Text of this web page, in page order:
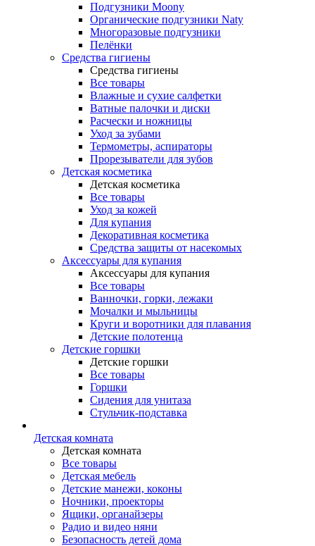
Подгузники Moony
Органические подгузники Naty
Многоразовые подгузники
Пелёнки
Средства гигиены
Средства гигиены
Все товары
Влажные и сухие салфетки
Ватные палочки и диски
Расчески и ножницы
Уход за зубами
Термометры, аспираторы
Прорезыватели для зубов
Детская косметика
Детская косметика
Все товары
Уход за кожей
Для купания
Декоративная косметика
Средства защиты от насекомых
Аксессуары для купания
Аксессуары для купания
Все товары
Ванночки, горки, лежаки
Мочалки и мыльницы
Круги и воротники для плавания
Детские полотенца
Детские горшки
Детские горшки
Все товары
Горшки
Сидения для унитаза
Стульчик-подставка
Детская комната
Детская комната
Все товары
Детская мебель
Детские манежи, коконы
Ночники, проекторы
Ящики, органайзеры
Радио и видео няни
Безопасность детей дома